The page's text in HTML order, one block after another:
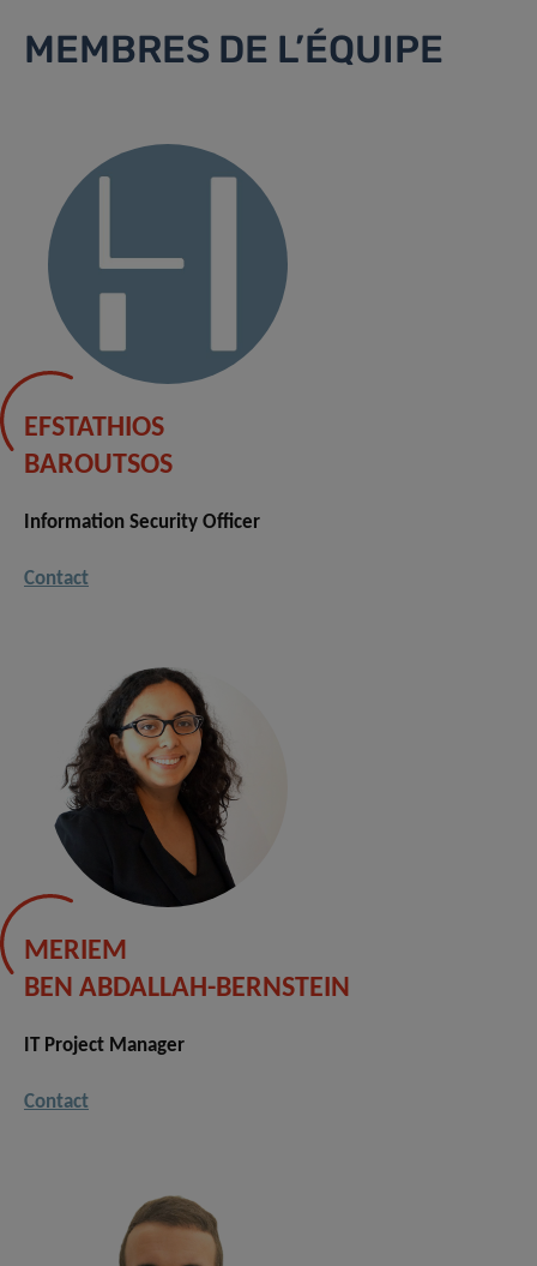
MEMBRES DE L’ÉQUIPE
EFSTATHIOS
BAROUTSOS
Information Security Officer
Contact
MERIEM
BEN ABDALLAH-BERNSTEIN
IT Project Manager
Contact